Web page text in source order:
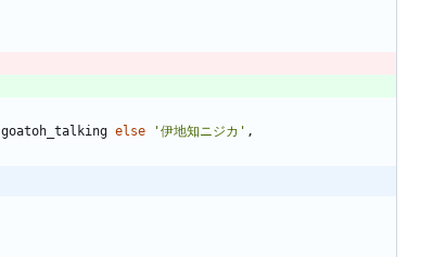
goatoh_talking else '伊地知ニジカ ' ,